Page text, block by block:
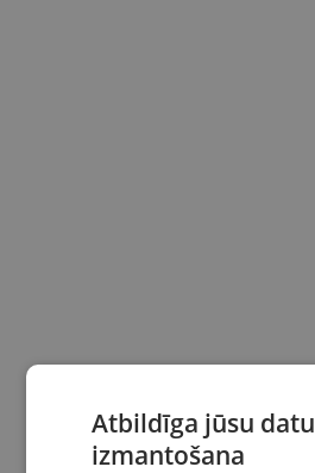
Atbildīga jūsu datu
izmantošana